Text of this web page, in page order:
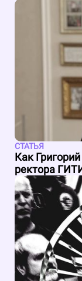
СТАТЬЯ
Как
ректора